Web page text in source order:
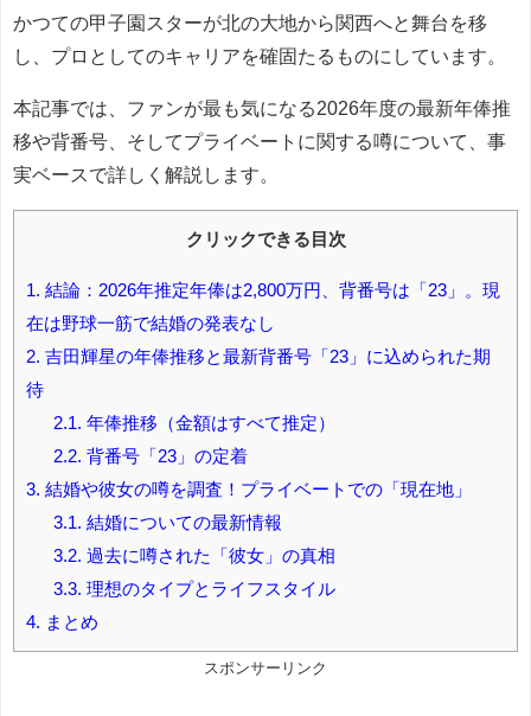
かつての甲子園スターが北の大地から関西へと舞台を移
し、プロとしてのキャリアを確固たるものにしています。
本記事では、ファンが最も気になる2026年度の最新年俸推
移や背番号、そしてプライベートに関する噂について、事
実ベースで詳しく解説します。
クリックできる目次
1. 結論：2026年推定年俸は2,800万円、背番号は「23」。現
在は野球一筋で結婚の発表なし
2. 吉田輝星の年俸推移と最新背番号「23」に込められた期
待
2.1. 年俸推移（金額はすべて推定）
2.2. 背番号「23」の定着
3. 結婚や彼女の噂を調査！プライベートでの「現在地」
3.1. 結婚についての最新情報
3.2. 過去に噂された「彼女」の真相
3.3. 理想のタイプとライフスタイル
4. まとめ
スポンサーリンク